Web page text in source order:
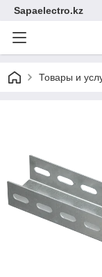
Sapaelectro.kz
Товары и